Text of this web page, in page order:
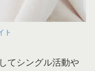
ト
てシングル活動や